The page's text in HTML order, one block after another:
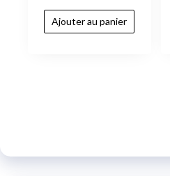
Ajouter au panier